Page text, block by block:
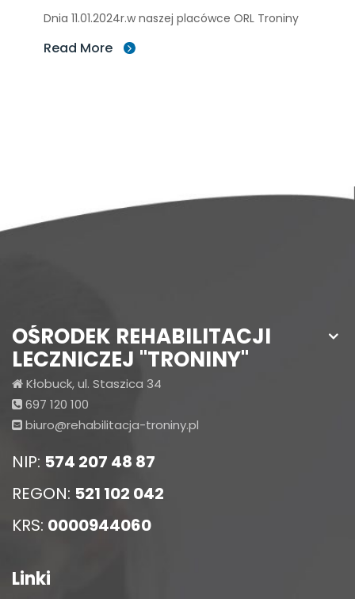
Dnia 11.01.2024r.w naszej placówce ORL Troniny
Read More
OŚRODEK REHABILITACJI
LECZNICZEJ "TRONINY"
Kłobuck, ul. Staszica 34
697 120 100
biuro@rehabilitacja-troniny.pl
NIP: 574 207 48 87
REGON: 521 102 042
KRS: 0000944060
Linki